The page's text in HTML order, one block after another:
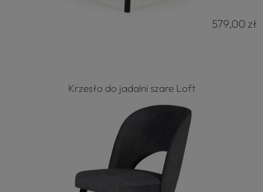
579,00 zł
Krzesło do jadalni szare Loft